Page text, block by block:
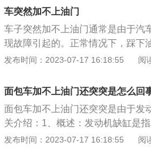
6、废气涡轮增压器或者三元催化
力。解决方法：需要到4S店或者
供给系统故障。燃油品质不好，雾
燃油系统压力过低，比如油管堵塞
滑，会导致加速时发动机转速升高
会有这样的故障。解决方法：需要
里的变速箱主要是指自动变速箱。
变速箱内部的离合器打滑、变速箱
难启动就会出现突突突的声音。解
喷油嘴损坏：喷油嘴滴油泄漏、喷
启动后有突突突的声音。解决办法
例如高压油泵或低压油泵泄漏，导
议车主及时去4S店或维修厂检查维
控制的喷油量不在正常范围内，需
时去4S店或维修厂检查维修水温
正时有偏差：例如凸轮轴信号位移
4S店或维修厂进行检查维修，非专
车突然加不上油门
车子突然加不上油门通常是由于汽
现故障引起的。正常情况下，踩下
将力作用在车轮上，同时反馈到司
情况。车辆突然加不上油还可能是
喷油嘴被堵。车内的燃油得不到充
工作就更不充分，必然车的动力就
行驶里程过大，发动机的节气门如
接影响燃油的燃烧，导致产生的动
发布时间：2023-07-17 16:18:55 阅
面包车加不上油门还突突是怎么回
面包车加不上油门还突突是由于发
关介绍：1、概述：发动机缺缸是
缸数少数缸体不工作的情况。发动
发布时间：2023-07-17 16:18:55 阅